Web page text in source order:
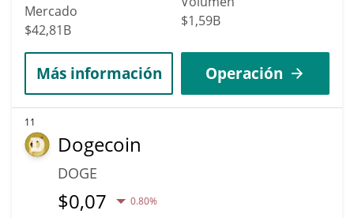
Mercado
$42,81B
$1,59B
Más información Operación
11
Dogecoin
DOGE
$0,07 0.80%